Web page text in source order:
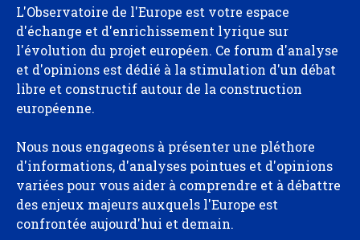
L'Observatoire de l'Europe est votre espace
d'échange et d'enrichissement lyrique sur
l'évolution du projet européen. Ce forum d'analyse
et d'opinions est dédié à la stimulation d'un débat
libre et constructif autour de la construction
européenne.
Nous nous engageons à présenter une pléthore
d'informations, d'analyses pointues et d'opinions
variées pour vous aider à comprendre et à débattre
des enjeux majeurs auxquels l'Europe est
confrontée aujourd'hui et demain.